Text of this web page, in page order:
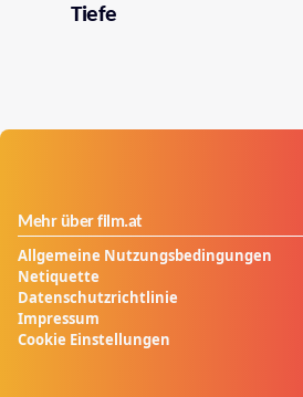
Tiefe
Mehr über film.at
Allgemeine Nutzungsbedingungen
Netiquette
Datenschutzrichtlinie
Impressum
Cookie Einstellungen